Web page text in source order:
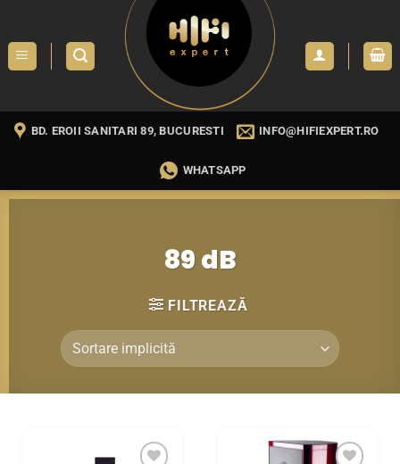
content
BD. EROII SANITARI 89, BUCURESTI INFO@HIFIEXPERT.RO
WHATSAPP
89 dB
FILTREAZĂ